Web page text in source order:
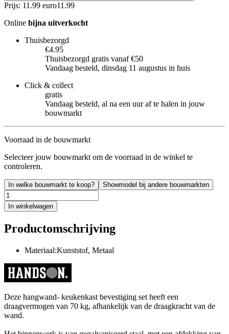
Prijs: 11.99 euro11 .99
Online bijna uitverkocht
Thuisbezorgd
€4.95
Thuisbezorgd gratis vanaf €50
Vandaag besteld, dinsdag 11 augustus in huis
Click & collect
gratis
Vandaag besteld, al na een uur af te halen in jouw
bouwmarkt
Voorraad in de bouwmarkt
Selecteer jouw bouwmarkt om de voorraad in de winkel te
controleren.
In welke bouwmarkt te koop? Showmodel bij andere bouwmarkten
In winkelwagen
Productomschrijving
Materiaal:Kunststof, Metaal
Deze hangwand- keukenkast bevestiging set heeft een
draagvermogen van 70 kg, afhankelijk van de draagkracht van de
wand.